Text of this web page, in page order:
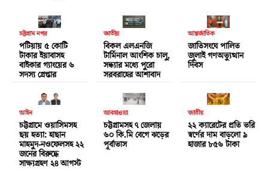
চট্টগ্রাম নগর
পটিয়ায় ৫ কোটি
টাকার ইয়াবাসহ
বাইকার গ্যাংয়ের ৬
সদস্য গ্রেপ্তার
জাতীয়
বিকল এলএনজি
টার্মিনাল আংশিক চালু,
সন্ধ্যার মধ্যে পুরো
সরবরাহের আশাবাদ
আন্তর্জাতিক
জাতিসংঘে পালিত
জুলাই গণঅভ্যুত্থান
দিবস
আইন
চট্টগ্রামে ওয়াসিমসহ
ছয় হত্যা: হাছান
মাহমুদ-নওফেলসহ ২২
জনের বিরুদ্ধে
সাক্ষ্যগ্রহণ ২৪ আগস্ট
আবহাওয়া
চট্টগ্রামসহ ৭ জেলায়
৬০ কি.মি বেগে ঝড়ের
পূর্বাভাস
জাতীয়
২২ ক্যারেটের প্রতি ভরি
স্বর্ণের দাম বাড়লো ৯
হাজার ৮৫৬ টাকা